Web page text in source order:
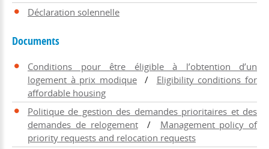
Déclaration solennelle
Documents
Conditions pour être éligible à l’obtention d’un
logement à prix modique / Eligibility conditions for
affordable housing
Politique de gestion des demandes prioritaires et des
demandes de relogement/ Management policy of
priority requests and relocation requests